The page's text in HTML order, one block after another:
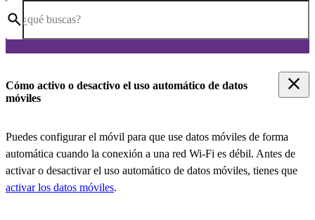
¿qué buscas?
Cómo activo o desactivo el uso automático de datos
móviles
Puedes configurar el móvil para que use datos móviles de forma
automática cuando la conexión a una red Wi-Fi es débil. Antes de
activar o desactivar el uso automático de datos móviles, tienes que
activar los datos móviles.